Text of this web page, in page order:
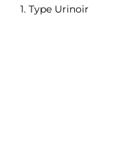
1. Type Urinoir